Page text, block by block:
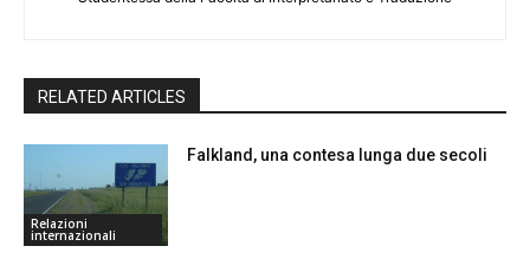
RELATED ARTICLES
Relazioni
internazionali
Falkland, una contesa lunga due secoli